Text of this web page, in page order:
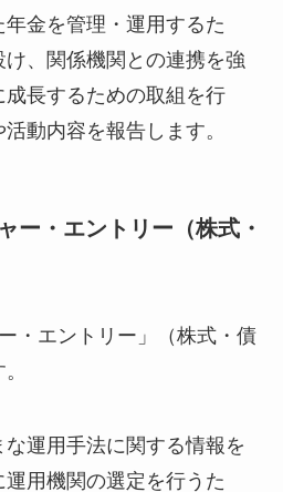
金を管理・運用するた
、関係機関との連携を強
長するための取組を行
動内容を報告します。
ー・エントリー（株式・
・エントリー」（株式・債
運用手法に関する情報を
用機関の選定を行うた